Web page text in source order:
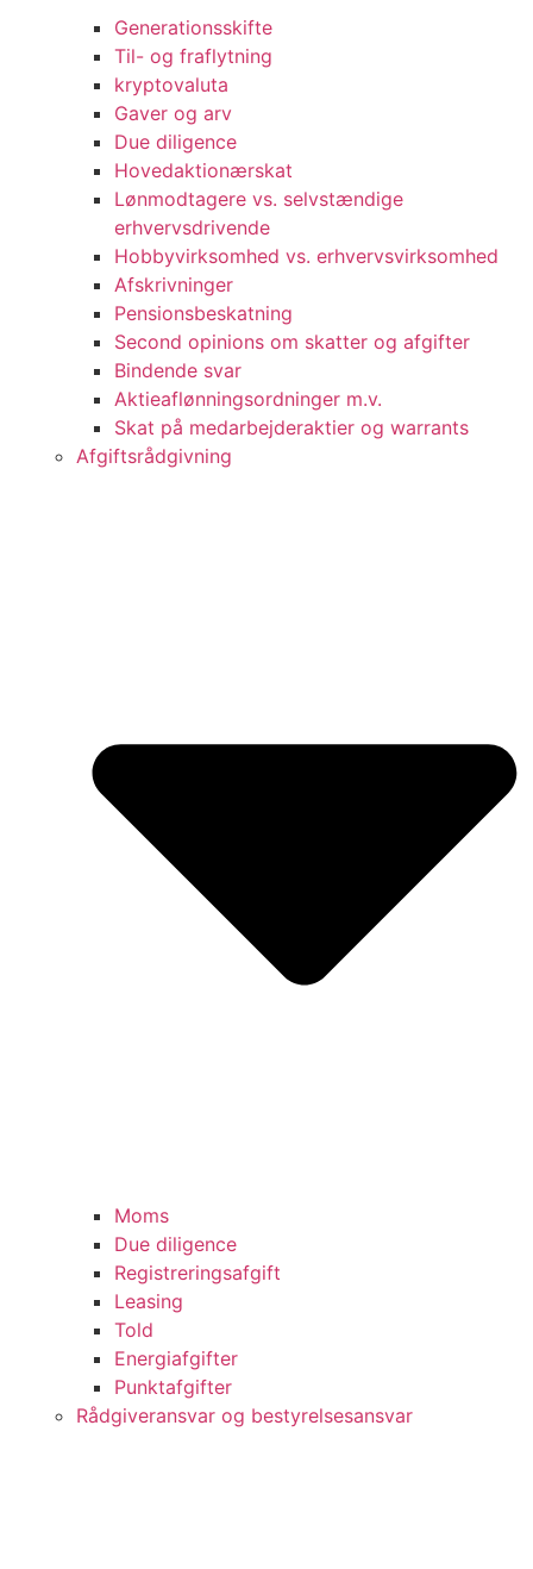
Generationsskifte
Til- og fraflytning
kryptovaluta
Gaver og arv
Due diligence
Hovedaktionærskat
Lønmodtagere vs. selvstændige
erhvervsdrivende
Hobbyvirksomhed vs. erhvervsvirksomhed
Afskrivninger
Pensionsbeskatning
Second opinions om skatter og afgifter
Bindende svar
Aktieaflønningsordninger m.v.
Skat på medarbejderaktier og warrants
Afgiftsrådgivning
Moms
Due diligence
Registreringsafgift
Leasing
Told
Energiafgifter
Punktafgifter
Rådgiveransvar og bestyrelsesansvar